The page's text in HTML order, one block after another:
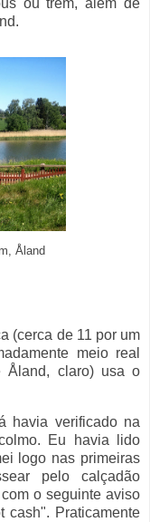
ou trem, além de
Åland
(cerca de 11 por um
meio real
Åland, claro) usa o
verificado na
Eu havia lido
logo nas primeiras
pelo calçadão
o seguinte aviso
cash". Praticamente